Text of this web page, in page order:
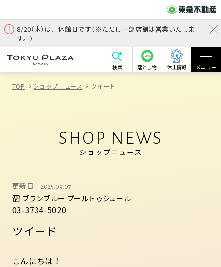
8/20（木）は、休館日です（※ただし一部店舗は営業いたしま
す。）
検索 落とし物 休止情報 メニュー
TOP ショップニュース ツイード
SHOP NEWS
ショップニュース
更新日： 2025.09.07
ブランブルー プールトゥジュール
03-3734-5020
ツイード
こんにちは！